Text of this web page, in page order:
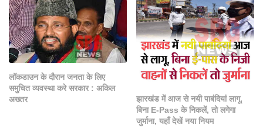
लॉकडाउन के दौरान जनता के लिए
समुचित व्यवस्था करे सरकार : अकिल
अख्तर
झारखंड में आज से नयी पाबंदियां लागू,
बिना E-Pass के निकलें, तो लगेगा
जुर्माना, यहाँ देखें नया नियम